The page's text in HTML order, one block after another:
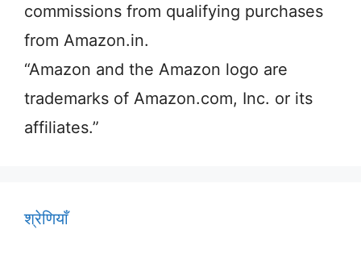
commissions from qualifying purchases
from Amazon.in.
“Amazon and the Amazon logo are
trademarks of Amazon.com, Inc. or its
affiliates.”
श्रेणियाँ